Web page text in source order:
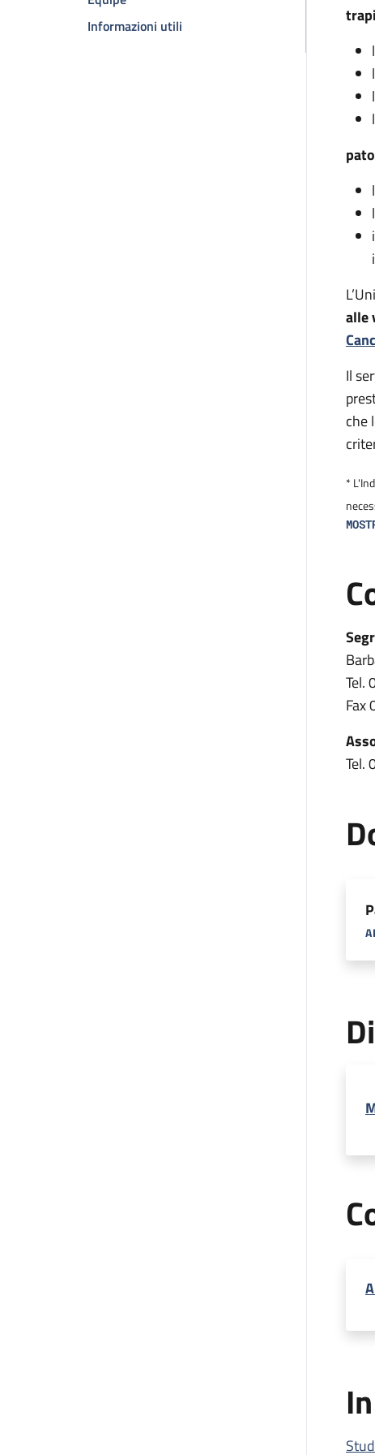
Informazioni utili della pagina Chirurgia
alle
Il
che
*
Tel.
Fax
Tel.